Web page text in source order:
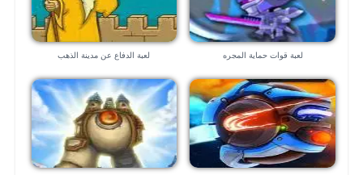
لعبة قوات حماية المجره لعبة الدفاع عن مدينة الذهب